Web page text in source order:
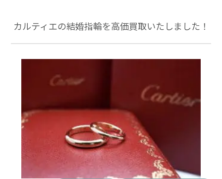
カルティエの結婚指輪を高価買取いたしました！